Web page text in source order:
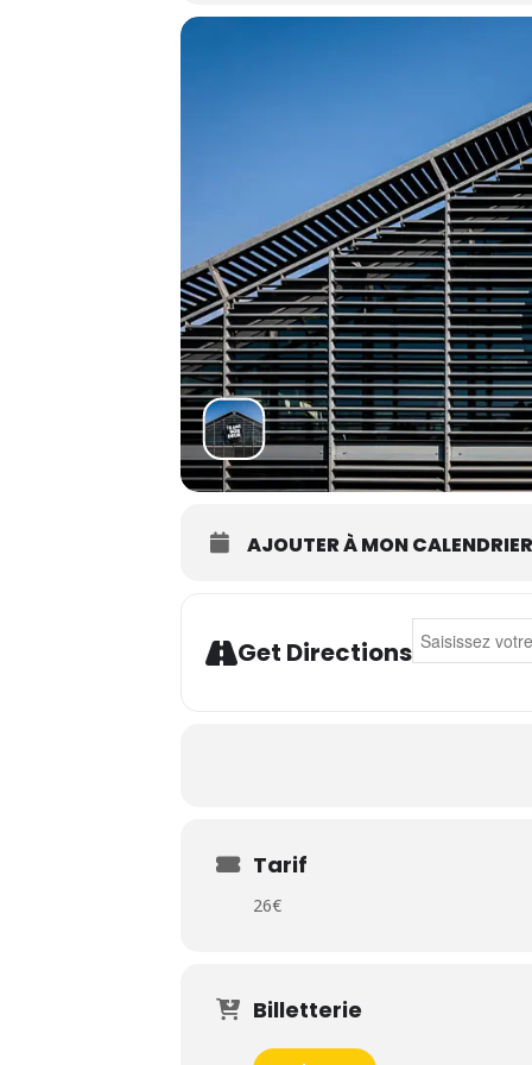
AJOUTER À MON CALENDRIER
Get Directions
Address -
Tarif
26€
Billetterie